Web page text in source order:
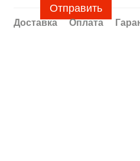
Отправить
Доставка Оплата